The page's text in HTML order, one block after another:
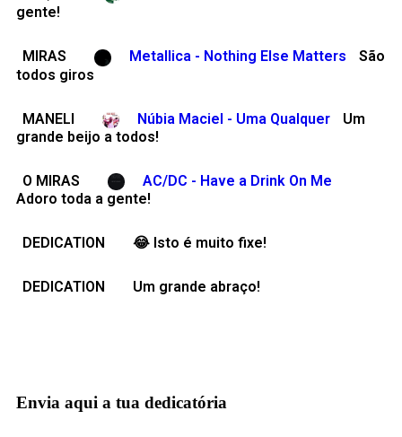
gente!
MIRAS Metallica - Nothing Else Matters
São
todos giros
MANELI Núbia Maciel - Uma Qualquer
Um
grande beijo a todos!
O MIRAS
AC/DC - Have a Drink On Me
Adoro toda a gente!
DEDICATION 😂 Isto é muito fixe!
DEDICATION Um grande abraço!
Envia aqui a tua dedicatória